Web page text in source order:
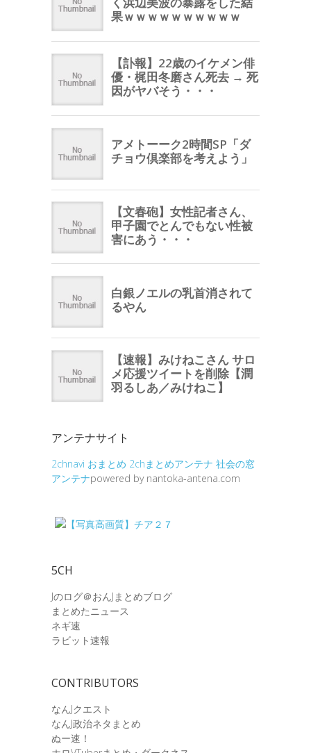
アンテナサイト
2chnavi おまとめ 2chまとめアンテナ 社会の窓
アンテナpowered by nantoka-antena.com
5CH
Jのログ＠おんJまとめブログ
まとめたニュース
ネギ速
ラビット速報
CONTRIBUTORS
なんJクエスト
なんJ政治ネタまとめ
ぬー速！